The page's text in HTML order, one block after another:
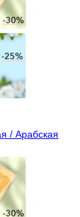
/ Арабская